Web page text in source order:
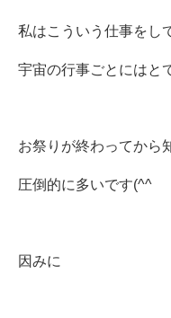
私はこういう仕事をし
宇宙の行事ごとにはと
お祭りが終わってから
圧倒的に多いです(^^ゞ
因みに